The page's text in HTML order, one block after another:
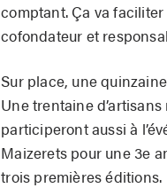
comptant. Ça va
cofondateur et
Sur place, une
Une trentaine
participeront aussi à
Maizerets pour une 3e
trois premières éditions.